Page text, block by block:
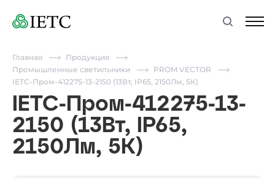
Главная
Продукция
Промышленные светильники
PROM VECTOR
IETC-Пром-412275-13-2150 (13Вт, IP65, 2150Лм, 5К)
IETC-Пром-412275-13-
2150 (13Вт, IP65,
2150Лм, 5К)